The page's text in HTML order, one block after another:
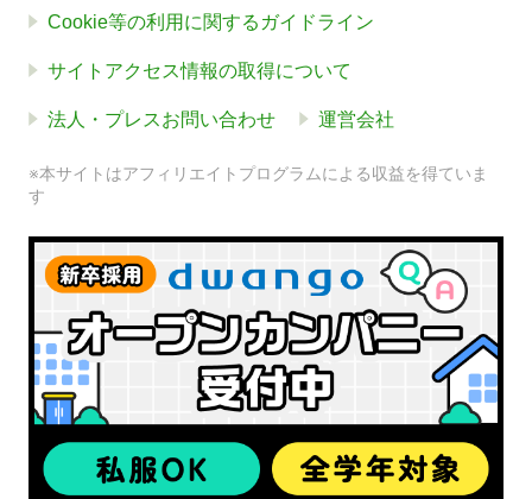
Cookie等の利用に関するガイドライン
サイトアクセス情報の取得について
法人・プレスお問い合わせ 運営会社
※本サイトはアフィリエイトプログラムによる収益を得ていま
す